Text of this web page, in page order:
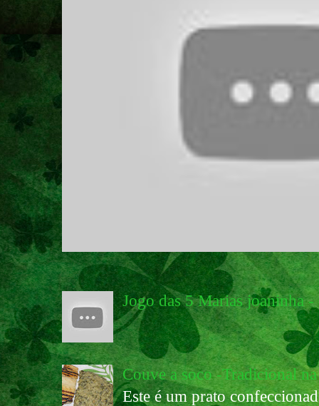
Jogo das 5 Marias joaninha
Couve a soco -Tradicional
Este é um prato